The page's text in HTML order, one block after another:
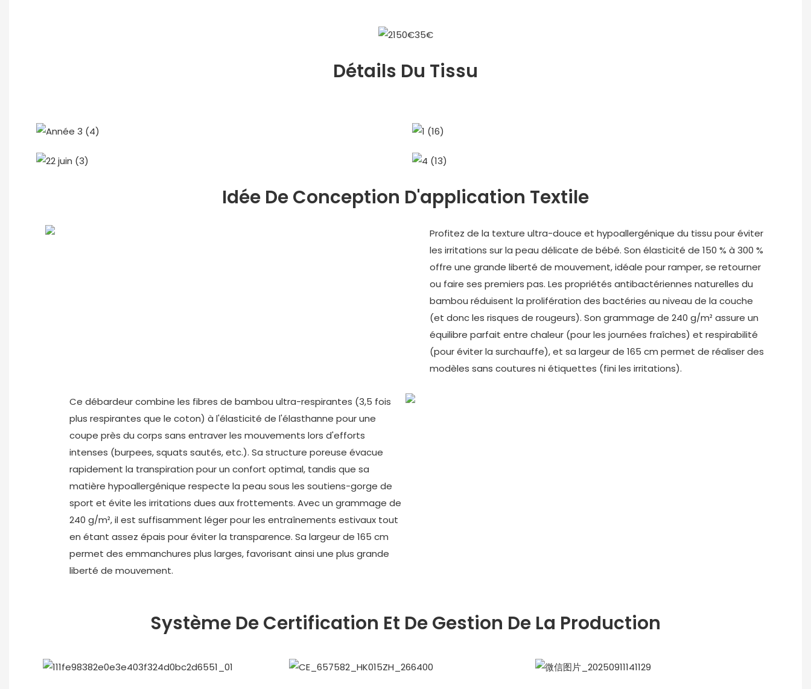
Détails Du Tissu
Idée De Conception D'application Textile
Profitez de la texture ultra-douce et hypoallergénique du tissu pour éviter
les irritations sur la peau délicate de bébé. Son élasticité de 150 % à 300 %
offre une grande liberté de mouvement, idéale pour ramper, se retourner
ou faire ses premiers pas. Les propriétés antibactériennes naturelles du
bambou réduisent la prolifération des bactéries au niveau de la couche
(et donc les risques de rougeurs). Son grammage de 240 g/m² assure un
équilibre parfait entre chaleur (pour les journées fraîches) et respirabilité
(pour éviter la surchauffe), et sa largeur de 165 cm permet de réaliser des
modèles sans coutures ni étiquettes (fini les irritations).
Ce débardeur combine les fibres de bambou ultra-respirantes (3,5 fois
plus respirantes que le coton) à l'élasticité de l'élasthanne pour une
coupe près du corps sans entraver les mouvements lors d'efforts
intenses (burpees, squats sautés, etc.). Sa structure poreuse évacue
rapidement la transpiration pour un confort optimal, tandis que sa
matière hypoallergénique respecte la peau sous les soutiens-gorge de
sport et évite les irritations dues aux frottements. Avec un grammage de
240 g/m², il est suffisamment léger pour les entraînements estivaux tout
en étant assez épais pour éviter la transparence. Sa largeur de 165 cm
permet des emmanchures plus larges, favorisant ainsi une plus grande
liberté de mouvement.
Système De Certification Et De Gestion De La Production